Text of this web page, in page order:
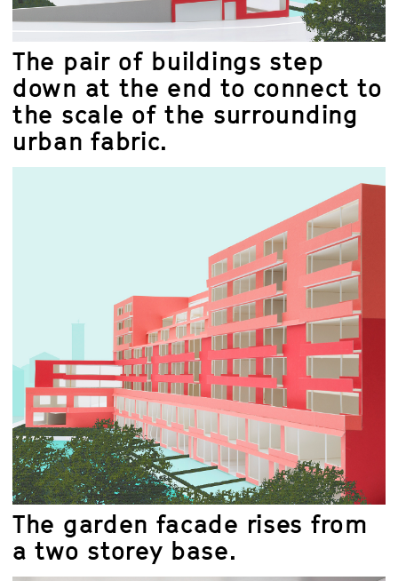
The pair of buildings step
down at the end to connect to
the scale of the surrounding
urban fabric.
The garden facade rises from
a two storey base.